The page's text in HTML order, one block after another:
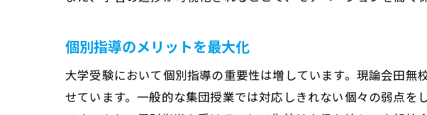
田無町で大学受
科目別に特
個別指導のメリットを最大化
大学受験において個別指導の重要性は増しています。現論会田
せています。一般的な集団授業では対応しきれない個々の弱点